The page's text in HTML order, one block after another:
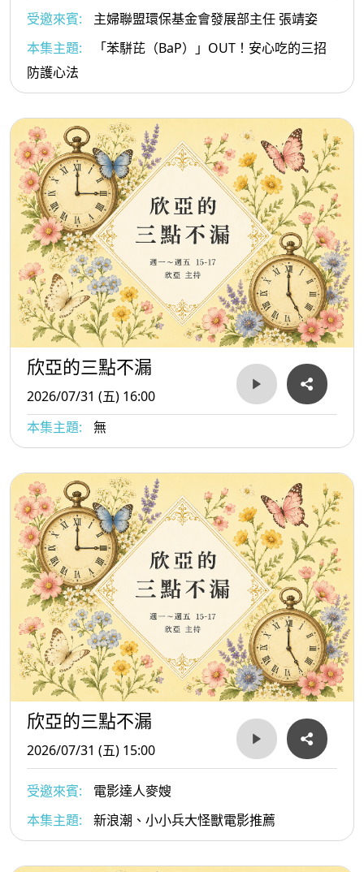
受邀來賓:
主婦聯盟環保基金會發展部主任 張靖姿
本集主題:
「苯駢芘（BaP）」OUT！安心吃的三招
防護心法
欣亞的三點不漏
2026/07/31 (五) 16:00
本集主題:
無
欣亞的三點不漏
2026/07/31 (五) 15:00
受邀來賓:
電影達人麥嫂
本集主題:
新浪潮、小小兵大怪獸電影推薦